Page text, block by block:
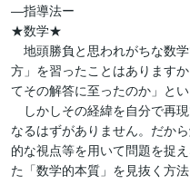
―指導法ー
★数学★
地頭勝負と思われがちな数
方」を習ったことはあります
てその解答に至ったのか」と
しかしその経緯を自分で再
なるはずがありません。だか
的な視点等を用いて問題を捉
た「数学的本質」を見抜く方法